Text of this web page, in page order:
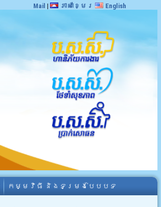
Mail | ភាសាខ្មែរ English
កម្មវិធី និងទម្រង់បែបបទ